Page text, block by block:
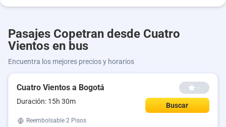
Pasajes Copetran desde Cuatro
Vientos en bus
Encuentra los mejores precios y horarios
Cuatro Vientos a Bogotá
Duración: 15h 30m
--
Buscar
Reembolsable 2 Pisos